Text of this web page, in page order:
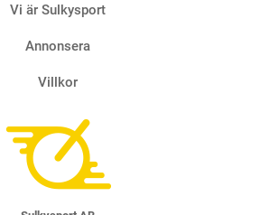
Vi är Sulkysport
Annonsera
Villkor